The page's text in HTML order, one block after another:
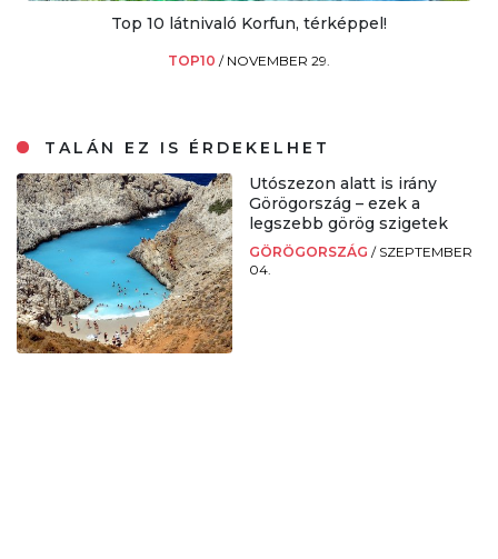
Top 10 látnivaló Korfun, térképpel!
TOP10 / NOVEMBER 29.
TALÁN EZ IS ÉRDEKELHET
Utószezon alatt is irány
Görögország – ezek a
legszebb görög szigetek
GÖRÖGORSZÁG / SZEPTEMBER
04.